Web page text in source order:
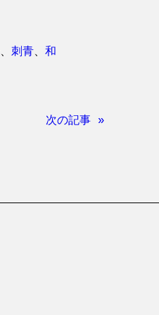
、 刺青、 和
次の記事 »